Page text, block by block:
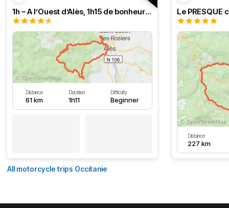
1h – A l’Ouest d’Alès, 1h15 de bonheur (HSRF23)
Distance
61 km
Duration
1h11
Difficulty
Beginner
Distance
227 km
All motorcycle trips Occitanie